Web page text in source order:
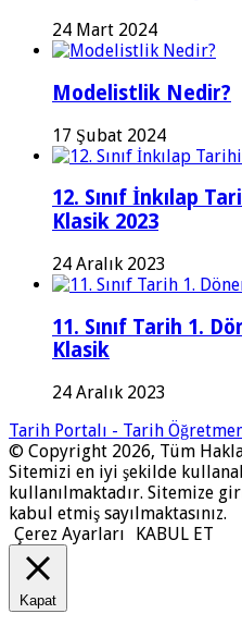
24 Mart 2024
Modelistlik Nedir?
17 Şubat 2024
12. Sınıf İnkılap
Klasik 2023
24 Aralık 2023
11. Sınıf Tarih 1.
Klasik
24 Aralık 2023
Tarih Portalı - Tarih
© Copyright 2026, Tüm
Sitemizi en iyi şekilde
kullanılmaktadır. Sitemize
kabul etmiş sayılmaktasınız.
Çerez Ayarları
KABUL ET
Kapat